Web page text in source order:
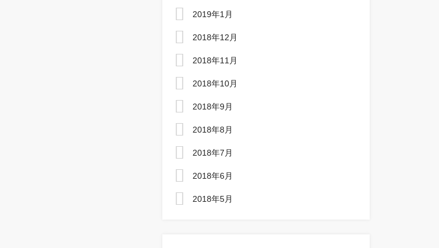
2019年1月
2018年12月
2018年11月
2018年10月
2018年9月
2018年8月
2018年7月
2018年6月
2018年5月